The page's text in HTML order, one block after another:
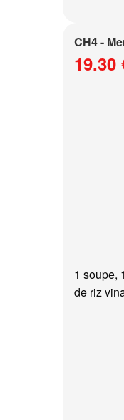
CH4 -
19.30
1 soupe,
de riz